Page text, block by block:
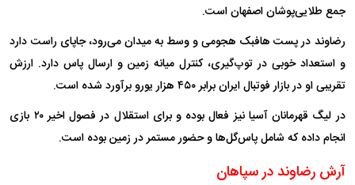
جمع طلایی‌پوشان اصفهان است.
رضاوند در پست هافبک هجومی و وسط به میدان می‌رود، جاپای راست دارد
و استعداد خوبی در توپ‌گیری، کنترل میانه زمین و ارسال پاس دارد. ارزش
تقریبی او در بازار فوتبال ایران برابر ۴۵۰ هزار یورو برآورد شده است.
در لیگ قهرمانان آسیا نیز فعال بوده و برای استقلال در فصول اخیر ۲۰ بازی
انجام داده که شامل پاس‌گل‌ها و حضور مستمر در زمین بوده است.
آرش رضاوند در سپاهان